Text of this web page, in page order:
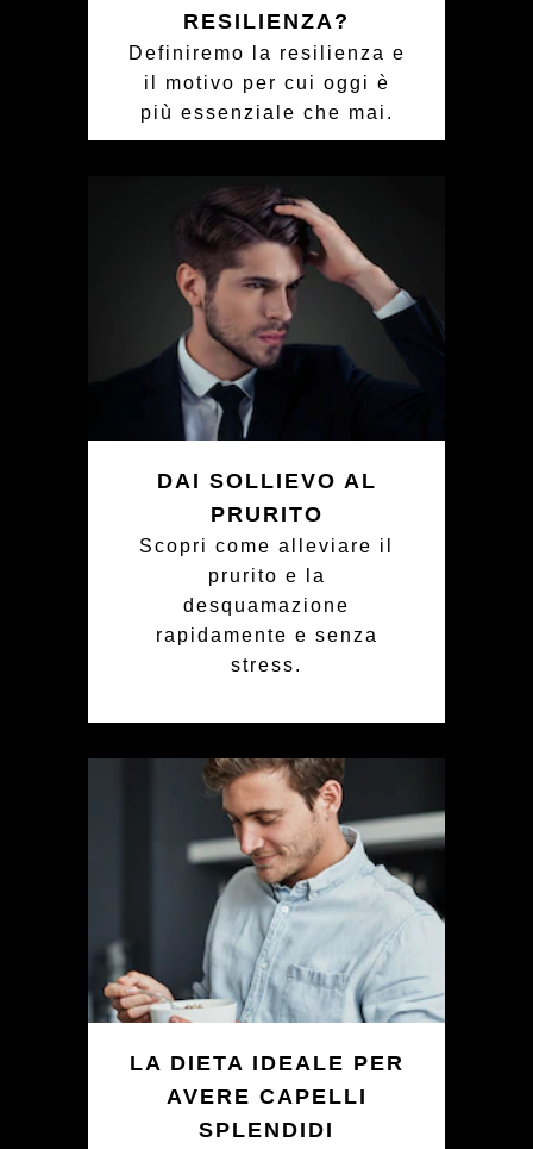
RESILIENZA?
Definiremo la resilienza e
il motivo per cui oggi è
più essenziale che mai.
DAI SOLLIEVO AL
PRURITO
Scopri come alleviare il
prurito e la
desquamazione
rapidamente e senza
stress.
LA DIETA IDEALE PER
AVERE CAPELLI
SPLENDIDI